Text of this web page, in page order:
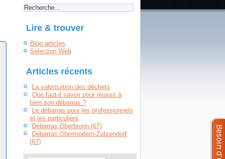
Lire & trouver
Blog articles
Selection Web
Articles récents
La valorisation des déchets
Que faut-il savoir pour réussir à
bien son débarras ?
Le débarras pour les professionnels
et les particuliers
Débarras Oberbronn (67)
Débarras Obermodern-Zutzendorf
(67)